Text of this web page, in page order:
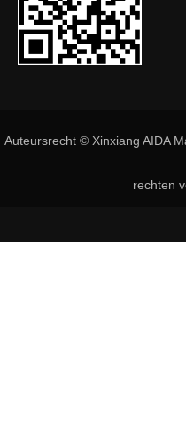
Auteursrecht © Xinxiang AIDA
rechten